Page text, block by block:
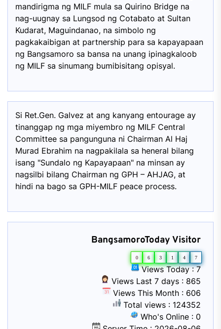
mandirigma ng MILF mula sa Quirino Bridge na
nag-uugnay sa Lungsod ng Cotabato at Sultan
Kudarat, Maguindanao, na simbolo ng
pagkakaibigan at partnership para sa kapayapaan
ng Bangsamoro sa bansa na unang ipinagkaloob
ng MILF sa sinumang bumibisitang opisyal.
Si Ret.Gen. Galvez at ang kanyang entourage ay
tinanggap ng mga miyembro ng MILF Central
Committee sa pangunguna ni Chairman Al Haj
Murad Ebrahim na nagpakilala sa heneral bilang
isang "Sundalo ng Kapayapaan" na minsan ay
nagsilbi bilang Chairman ng GPH – AHJAG, at
hindi na bago sa GPH-MILF peace process.
BangsamoroToday Visitor
0 6 3 1 4 7
Views Today : 7
Views Last 7 days : 865
Views This Month : 606
Total views : 124352
Who's Online : 0